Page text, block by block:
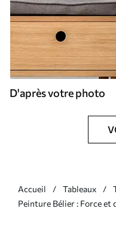
D'après votre photo
Accueil Tableaux
Peinture Bélier : Force et